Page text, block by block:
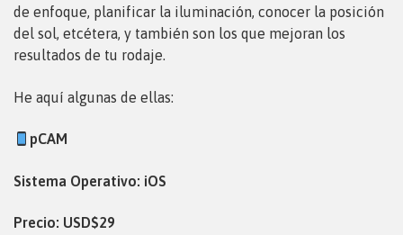
de enfoque, planificar la iluminación, conocer la posición
del sol, etcétera, y también son los que mejoran los
resultados de tu rodaje.
He aquí algunas de ellas:
pCAM
Sistema Operativo: iOS
Precio: USD$29